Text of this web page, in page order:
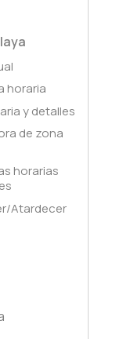
horaria
y detalles
de zona
horarias
Atardecer